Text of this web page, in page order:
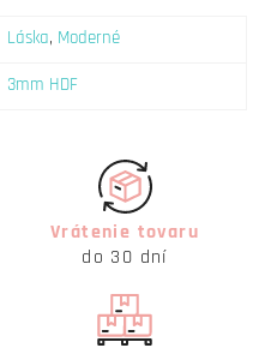
Láska, Moderné
3mm HDF
Vrátenie tovaru
do 30 dní